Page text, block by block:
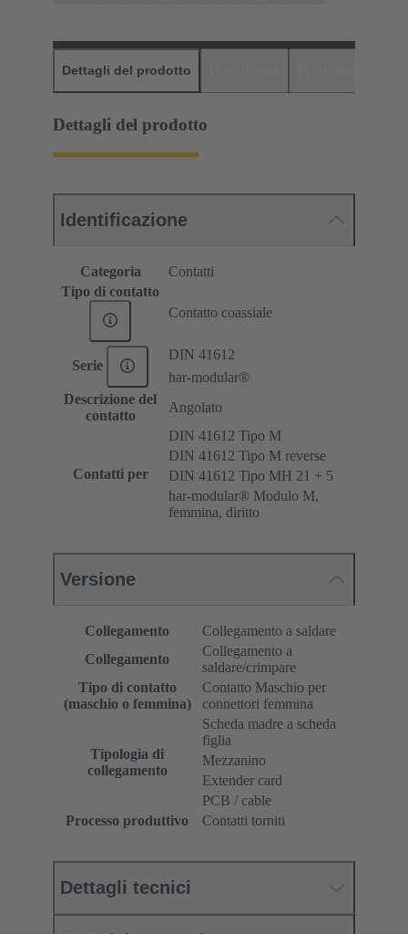
Dettagli del prodotto
Dettagli del prodotto
Identificazione
Categoria
Contatti
Tipo di contatto
Contatto coassiale
Serie
DIN 41612
har-modular®
Descrizione del
contatto
Angolato
Contatti per
DIN 41612 Tipo M
DIN 41612 Tipo M reverse
DIN 41612 Tipo MH 21 + 5
har-modular® Modulo M,
femmina, diritto
Versione
Collegamento
Collegamento a saldare
Collegamento
Collegamento a
saldare/crimpare
Tipo di contatto
(maschio o femmina)
Contatto Maschio per
connettori femmina
Tipologia di
collegamento
Scheda madre a scheda
figlia
Mezzanino
Extender card
PCB / cable
Processo produttivo
Contatti torniti
Dettagli tecnici